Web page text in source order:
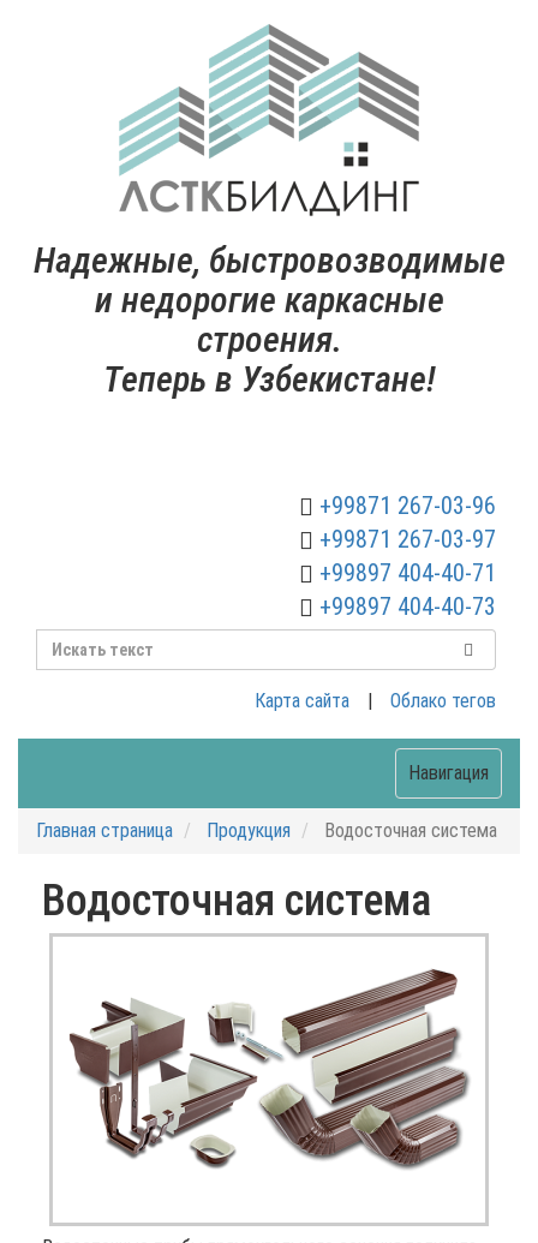
Надежные, быстровозводимые
и недорогие каркасные
строения.
Теперь в Узбекистане!
+99871 267-03-96
+99871 267-03-97
+99897 404-40-71
+99897 404-40-73
Облако тегов
|
Карта сайта
Навигация
Главная страница Продукция Водосточная система
Водосточная система